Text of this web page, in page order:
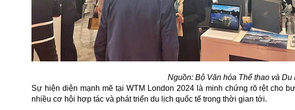
Nguồn: Bộ Văn hóa Thể thao và Du
Sự hiện diện mạnh mẽ tại WTM London 2024 là minh chứng rõ rệt cho
nhiều cơ hội hợp tác và phát triển du lịch quốc tế trong thời gian tới.